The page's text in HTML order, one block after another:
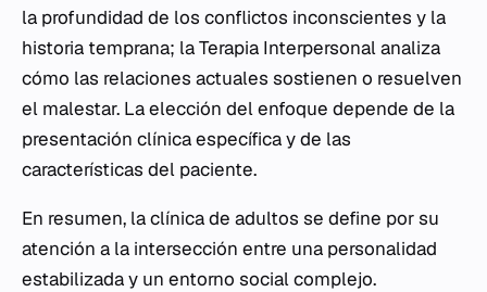
la profundidad de los conflictos inconscientes y la
historia temprana; la Terapia Interpersonal analiza
cómo las relaciones actuales sostienen o resuelven
el malestar. La elección del enfoque depende de la
presentación clínica específica y de las
características del paciente.
En resumen, la clínica de adultos se define por su
atención a la intersección entre una personalidad
estabilizada y un entorno social complejo.